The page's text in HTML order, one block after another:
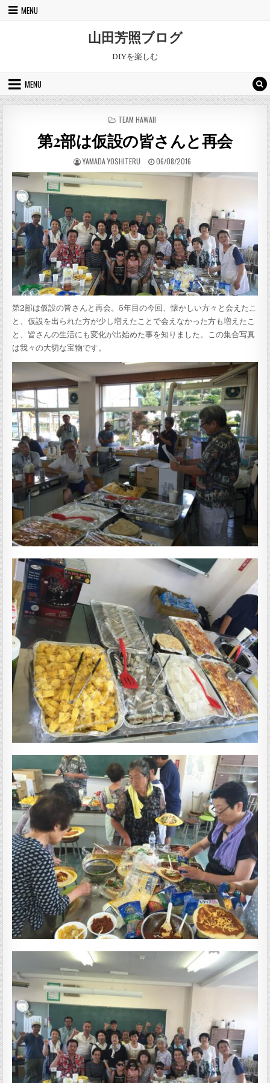
Skip to content
MENU
山田芳照ブログ
DIYを楽しむ
MENU
POSTED IN
TEAM HAWAII
第2部は仮設の皆さんと再会
AUTHOR:
YAMADA YOSHITERU PUBLISHED DATE:
06/08/2016
第2部は仮設の皆さんと再会。5年目の今回、懐かしい方々と会えたこ
と、仮設を出られた方が少し増えたことで会えなかった方も増えたこ
と、皆さんの生活にも変化が出始めた事を知りました。この集合写真
は我々の大切な宝物です。